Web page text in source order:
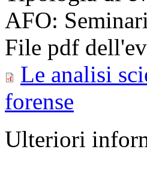
AFO:
File pdf
Le analisi
forense
Ulteriori